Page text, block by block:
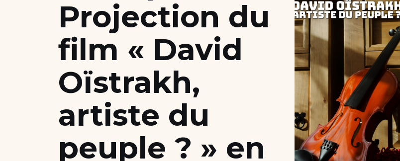
Nous soutenir
Candidater
Projection du
film « David
Oïstrakh,
artiste du
peuple ? » en